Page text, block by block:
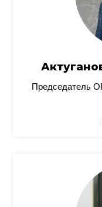
Председатель